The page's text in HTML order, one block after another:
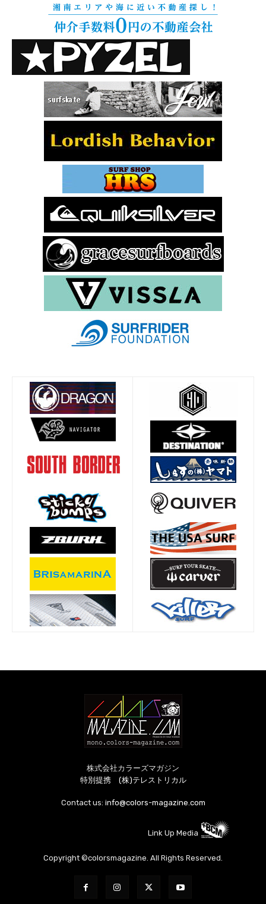
株式会社カラーズマガジン
特別提携 (株)テレストリカル
Contact us: info@colors-magazine.com
Link Up Media
Copyright ©colorsmagazine. All Rights Reserved.